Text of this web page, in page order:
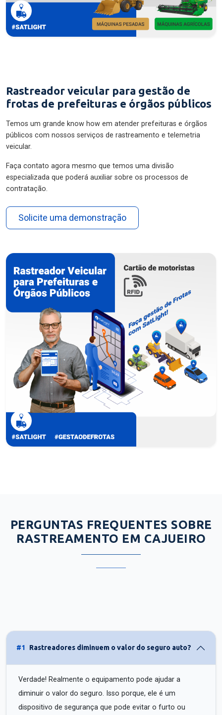
Rastreador veicular para gestão de
frotas de prefeituras e órgãos públicos
Temos um grande know how em atender prefeituras e órgãos
públicos com nossos serviços de rastreamento e telemetria
veicular.
Faça contato agora mesmo que temos uma divisão
especializada que poderá auxiliar sobre os processos de
contratação.
Solicite uma demonstração
PERGUNTAS FREQUENTES SOBRE
RASTREAMENTO EM CAJUEIRO
#1 Rastreadores diminuem o valor do seguro auto?
Verdade! Realmente o equipamento pode ajudar a
diminuir o valor do seguro. Isso porque, ele é um
dispositivo de segurança que pode evitar o furto ou